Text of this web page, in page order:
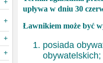
upływa w dniu 30
Ławnikiem może być
posiada
obywatelskich;